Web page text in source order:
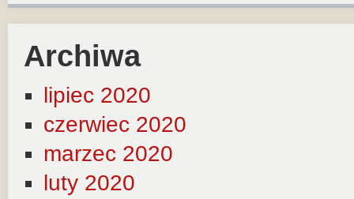
Archiwa
lipiec 2020
czerwiec 2020
marzec 2020
luty 2020